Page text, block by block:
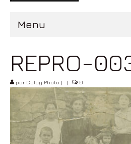
Menu
Portrait
Enfant
Ado
Adulte
REPRO-
par Galey Photo | | 0